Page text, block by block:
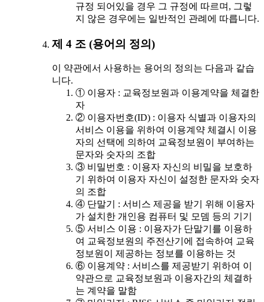
규정 되어있을 경우 그 규정에 따르며, 그렇
지 않은 경우에는 일반적인 관례에 따릅니다.
제 4 조 (용어의 정의)
이 약관에서 사용하는 용어의 정의는 다음과 같습
니다.
① 이용자 : 교육정보원과 이용계약을 체결한
자
② 이용자번호(ID) : 이용자 식별과 이용자의
서비스 이용을 위하여 이용계약 체결시 이용
자의 선택에 의하여 교육정보원이 부여하는
문자와 숫자의 조합
③ 비밀번호 : 이용자 자신의 비밀을 보호하
기 위하여 이용자 자신이 설정한 문자와 숫자
의 조합
④ 단말기 : 서비스 제공을 받기 위해 이용자
가 설치한 개인용 컴퓨터 및 모뎀 등의 기기
⑤ 서비스 이용 : 이용자가 단말기를 이용하
여 교육정보원의 주전산기에 접속하여 교육
정보원이 제공하는 정보를 이용하는 것
⑥ 이용계약 : 서비스를 제공받기 위하여 이
약관으로 교육정보원과 이용자간의 체결하
는 계약을 말함